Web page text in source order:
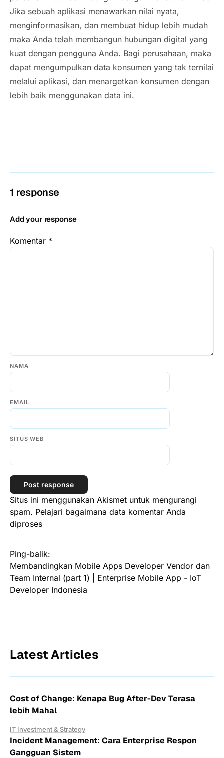
Jika sebuah aplikasi menawarkan nilai nyata,
menginformasikan, dan membuat hidup lebih mudah
maka Anda telah membangun hubungan digital yang
kuat dengan pengguna Anda. Bagi perusahaan, maka
dapat mengumpulkan data konsumen yang tak ternilai
melalui aplikasi, dan menargetkan konsumen dengan
lebih baik menggunakan data ini.
1 response
Add your response
Komentar *
NAMA
EMAIL
SITUS WEB
Situs ini menggunakan Akismet untuk mengurangi
spam. Pelajari bagaimana data komentar Anda
diproses
Ping-balik:
Membandingkan Mobile Apps Developer Vendor dan
Team Internal (part 1) | Enterprise Mobile App - IoT
Developer Indonesia
Latest Articles
Cost of Change: Kenapa Bug After-Dev Terasa
lebih Mahal
IT Investment & Strategy
Incident Management: Cara Enterprise Respon
Gangguan Sistem